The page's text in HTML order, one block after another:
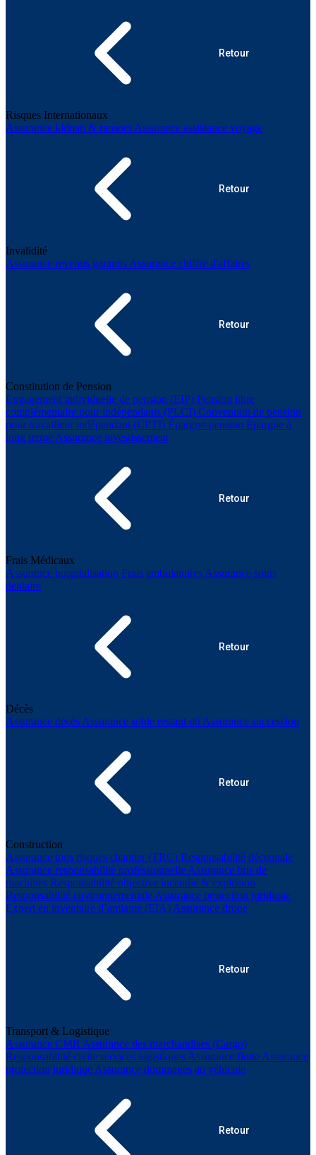
Retour
Risques Internationaux
Assurance kidnap & ransom Assurance assistance voyage
Retour
Invalidité
Assurance revenus garantis Assurance chiffre d'affaires
Retour
Constitution de Pension
Engagement individuelle de pension (EIP) Pension libre
complémentaire pour indépendants (PLCI) Convention de pension
pour travailleur indépendant (CPTI) Épargne-pension Épargne à
long terme Assurance investissement
Retour
Frais Médicaux
Assurance hospitalisation Frais ambulatoires Assurance soins
dentaire
Retour
Décès
Assurance décès Assurance solde restant dû Assurance succession
Retour
Construction
Assurance tous risques chantier (TRC) Responsabilité décennale
Assurance responsabilité professionnelle Assurance bris de
machines Responsabilité objective incendie & explosion
Responsabilité environnementale Assurance protection juridique
Expert en inventaire d’amiante (EIA) Assurance drone
Retour
Transport & Logistique
Assurance CMR Assurance des marchandises (Cargo)
Responsabilité civile services logistiques Assurance flotte Assurance
protection juridique Assurance dommages au véhicule
Retour